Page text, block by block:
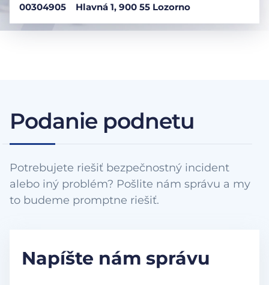
00304905
Hlavná 1, 900 55 Lozorno
Podanie podnetu
Potrebujete riešiť bezpečnostný incident
alebo iný problém? Pošlite nám správu a my
to budeme promptne riešiť.
Napíšte nám správu